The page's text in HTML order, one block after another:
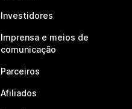
Investidores
Imprensa e meios de
comunicação
Parceiros
Afiliados